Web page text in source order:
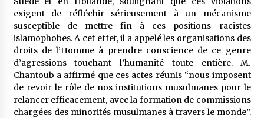
exigent de réfléchir sérieusement à un mécanisme
susceptible de mettre fin à ces positions racistes
islamophobes. A cet effet, il a appelé les organisations des
droits de l’Homme à prendre conscience de ce genre
d’agressions touchant l’humanité toute entière. M.
Chantoub a affirmé que ces actes réunis “nous imposent
de revoir le rôle de nos institutions musulmanes pour le
relancer efficacement, avec la formation de commissions
chargées des minorités musulmanes à travers le monde”.